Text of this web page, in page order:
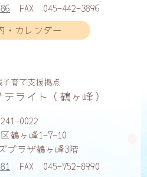
FAX
045-442-3896
・カレンダー
育て支援拠点
ライト（鶴ヶ峰）
0022
鶴ヶ峰1-7-10
プラザ鶴ヶ峰3階
FAX
045-752-8990